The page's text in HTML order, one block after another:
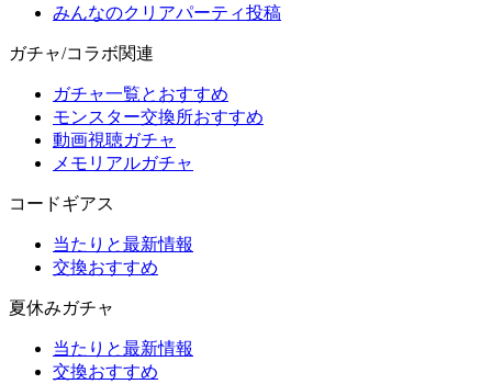
みんなのクリアパーティ投稿
ガチャ/コラボ関連
ガチャ一覧とおすすめ
モンスター交換所おすすめ
動画視聴ガチャ
メモリアルガチャ
コードギアス
当たりと最新情報
交換おすすめ
夏休みガチャ
当たりと最新情報
交換おすすめ